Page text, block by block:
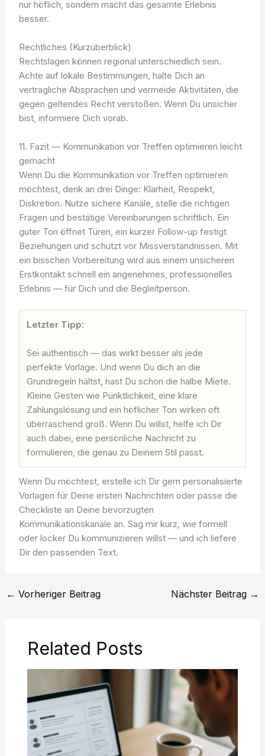
nur höflich, sondern macht das gesamte Erlebnis
besser.
Rechtliches (Kurzüberblick)
Rechtslagen können regional unterschiedlich sein.
Achte auf lokale Bestimmungen, halte Dich an
vertragliche Absprachen und vermeide Aktivitäten, die
gegen geltendes Recht verstoßen. Wenn Du unsicher
bist, informiere Dich vorab.
11. Fazit — Kommunikation vor Treffen optimieren leicht
gemacht
Wenn Du die Kommunikation vor Treffen optimieren
möchtest, denk an drei Dinge: Klarheit, Respekt,
Diskretion. Nutze sichere Kanäle, stelle die richtigen
Fragen und bestätige Vereinbarungen schriftlich. Ein
guter Ton öffnet Türen, ein kurzer Follow-up festigt
Beziehungen und schützt vor Missverständnissen. Mit
ein bisschen Vorbereitung wird aus einem unsicheren
Erstkontakt schnell ein angenehmes, professionelles
Erlebnis — für Dich und die Begleitperson.
Letzter Tipp:
Sei authentisch — das wirkt besser als jede
perfekte Vorlage. Und wenn Du dich an die
Grundregeln hältst, hast Du schon die halbe Miete.
Kleine Gesten wie Pünktlichkeit, eine klare
Zahlungslösung und ein höflicher Ton wirken oft
überraschend groß. Wenn Du willst, helfe ich Dir
auch dabei, eine persönliche Nachricht zu
formulieren, die genau zu Deinem Stil passt.
Wenn Du möchtest, erstelle ich Dir gern personalisierte
Vorlagen für Deine ersten Nachrichten oder passe die
Checkliste an Deine bevorzugten
Kommunikationskanäle an. Sag mir kurz, wie formell
oder locker Du kommunizieren willst — und ich liefere
Dir den passenden Text.
← Vorheriger Beitrag Nächster Beitrag →
Related Posts